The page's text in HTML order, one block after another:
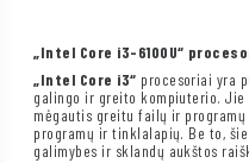
„Intel Core i3-6100U“
„Intel Core i3“ procesoriai yra
galingo ir greito kompiuterio. Jie
mėgautis greitu failų ir
programų ir tinklalapių. Be to,
galimybes ir sklandų aukštos